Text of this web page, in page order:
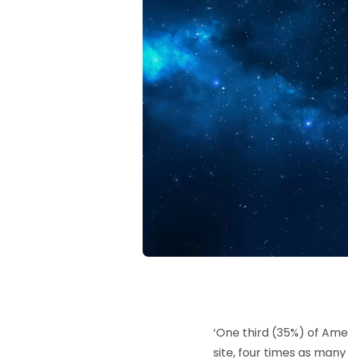
‘One third (35%) of
site, four times as